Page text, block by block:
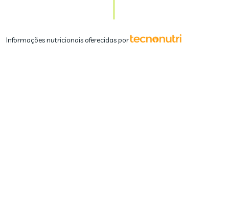
Informações nutricionais oferecidas por